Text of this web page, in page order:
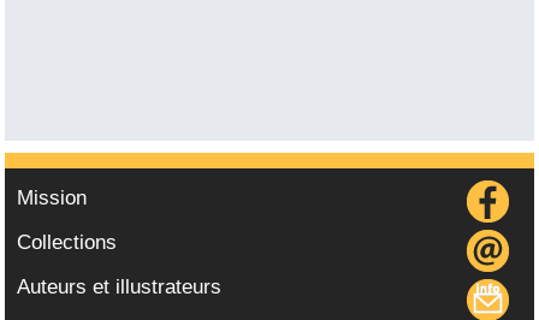
Mission
Collections
Auteurs et illustrateurs